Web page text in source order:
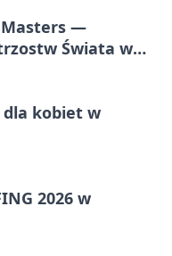
Masters —
Świata w
kobiet w
2026 w